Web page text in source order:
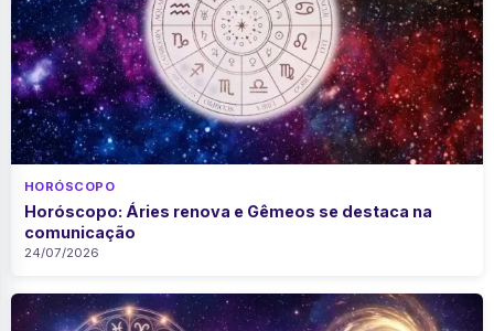
HORÓSCOPO
Horóscopo: Áries renova e Gêmeos se destaca na
comunicação
24/07/2026